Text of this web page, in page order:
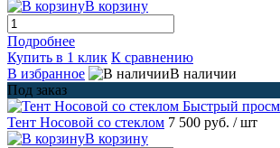
В корзину
Подробнее
Купить в 1 клик К сравнению
В избранное
В наличии
Под заказ
Быстрый
Тент Носовой со стеклом 7 500 руб. / шт
В корзину